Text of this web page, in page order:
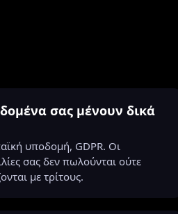
σας μένουν δικά
υποδομή, GDPR. Οι
σας δεν πωλούνται ούτε
με τρίτους.